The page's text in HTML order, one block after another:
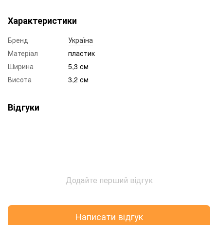
Характеристики
Бренд
Україна
Матеріал
пластик
Ширина
5,3 см
Висота
3,2 см
Відгуки
Додайте перший відгук
Написати відгук